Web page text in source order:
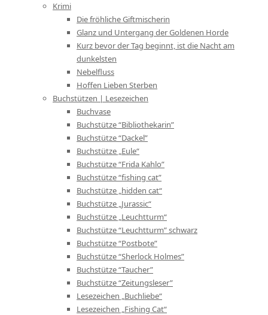
Krimi
Die fröhliche Giftmischerin
Glanz und Untergang der Goldenen Horde
Kurz bevor der Tag beginnt, ist die Nacht am
dunkelsten
Nebelfluss
Hoffen Lieben Sterben
Buchstützen | Lesezeichen
Buchvase
Buchstütze “Bibliothekarin”
Buchstütze “Dackel”
Buchstütze „Eule“
Buchstütze “Frida Kahlo”
Buchstütze “fishing cat”
Buchstütze „hidden cat“
Buchstütze „Jurassic“
Buchstütze „Leuchtturm“
Buchstütze “Leuchtturm” schwarz
Buchstütze “Postbote”
Buchstütze “Sherlock Holmes”
Buchstütze “Taucher”
Buchstütze “Zeitungsleser”
Lesezeichen „Buchliebe“
Lesezeichen „Fishing Cat“